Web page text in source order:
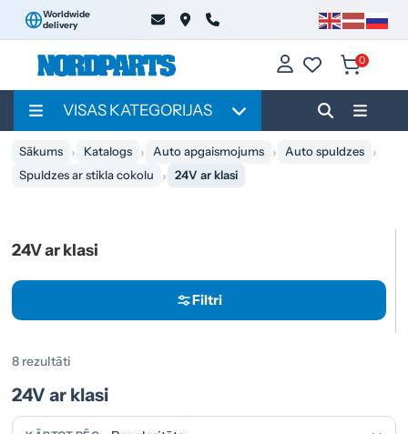
Worldwide
delivery
0
VISAS KATEGORIJAS
Sākums Katalogs Auto apgaismojums
Auto spuldzes
Spuldzes ar stikla cokolu
24V ar klasi
24V ar klasi
Filtri
8 rezultāti
24V ar klasi